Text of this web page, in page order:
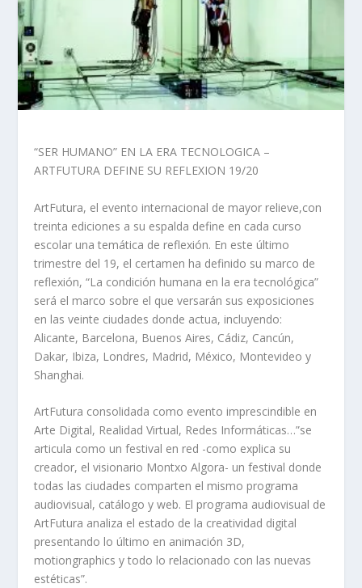
“SER HUMANO” EN LA ERA TECNOLOGICA –
ARTFUTURA DEFINE SU REFLEXION 19/20
ArtFutura, el evento internacional de mayor relieve,con
treinta ediciones a su espalda define en cada curso
escolar una temática de reflexión. En este último
trimestre del 19, el certamen ha definido su marco de
reflexión, “La condición humana en la era tecnológica”
será el marco sobre el que versarán sus exposiciones
en las veinte ciudades donde actua, incluyendo:
Alicante, Barcelona, Buenos Aires, Cádiz, Cancún,
Dakar, Ibiza, Londres, Madrid, México, Montevideo y
Shanghai.
ArtFutura consolidada como evento imprescindible en
Arte Digital, Realidad Virtual, Redes Informáticas…”se
articula como un festival en red -como explica su
creador, el visionario Montxo Algora- un festival donde
todas las ciudades comparten el mismo programa
audiovisual, catálogo y web. El programa audiovisual de
ArtFutura analiza el estado de la creatividad digital
presentando lo último en animación 3D,
motiongraphics y todo lo relacionado con las nuevas
estéticas”.